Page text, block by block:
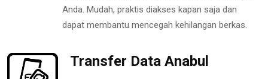
Anda. Mudah, praktis diakses kapan saja dan
dapat membantu mencegah kehilangan berkas.
Transfer Data Anabul